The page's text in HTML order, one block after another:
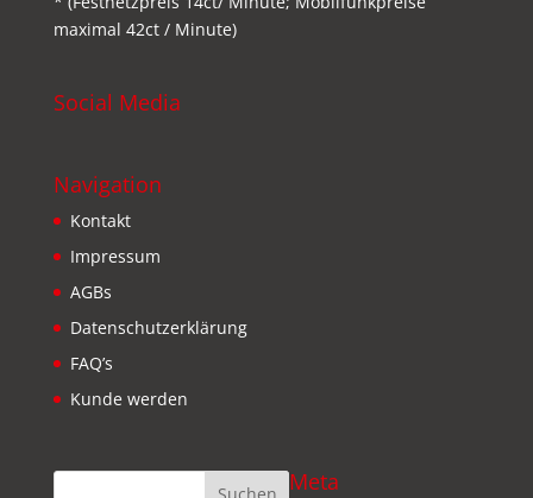
maximal 42ct / Minute)
Social Media
Navigation
Kontakt
Impressum
AGBs
Datenschutzerklärung
FAQ’s
Kunde werden
Meta